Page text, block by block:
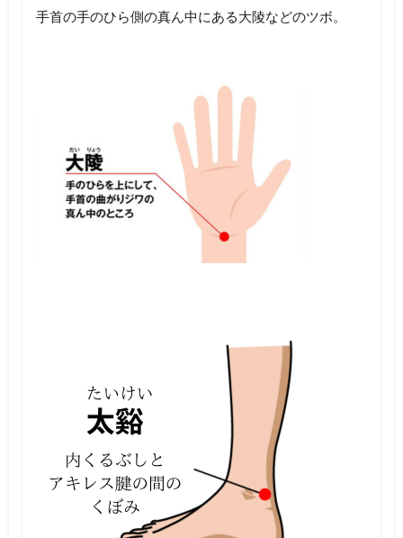
手首の手のひら側の真ん中にある大陵などのツボ。